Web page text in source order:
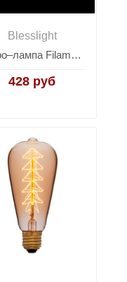
Blesslight
Ретро–лампа Filament Bulb ST64-4Led
428 руб